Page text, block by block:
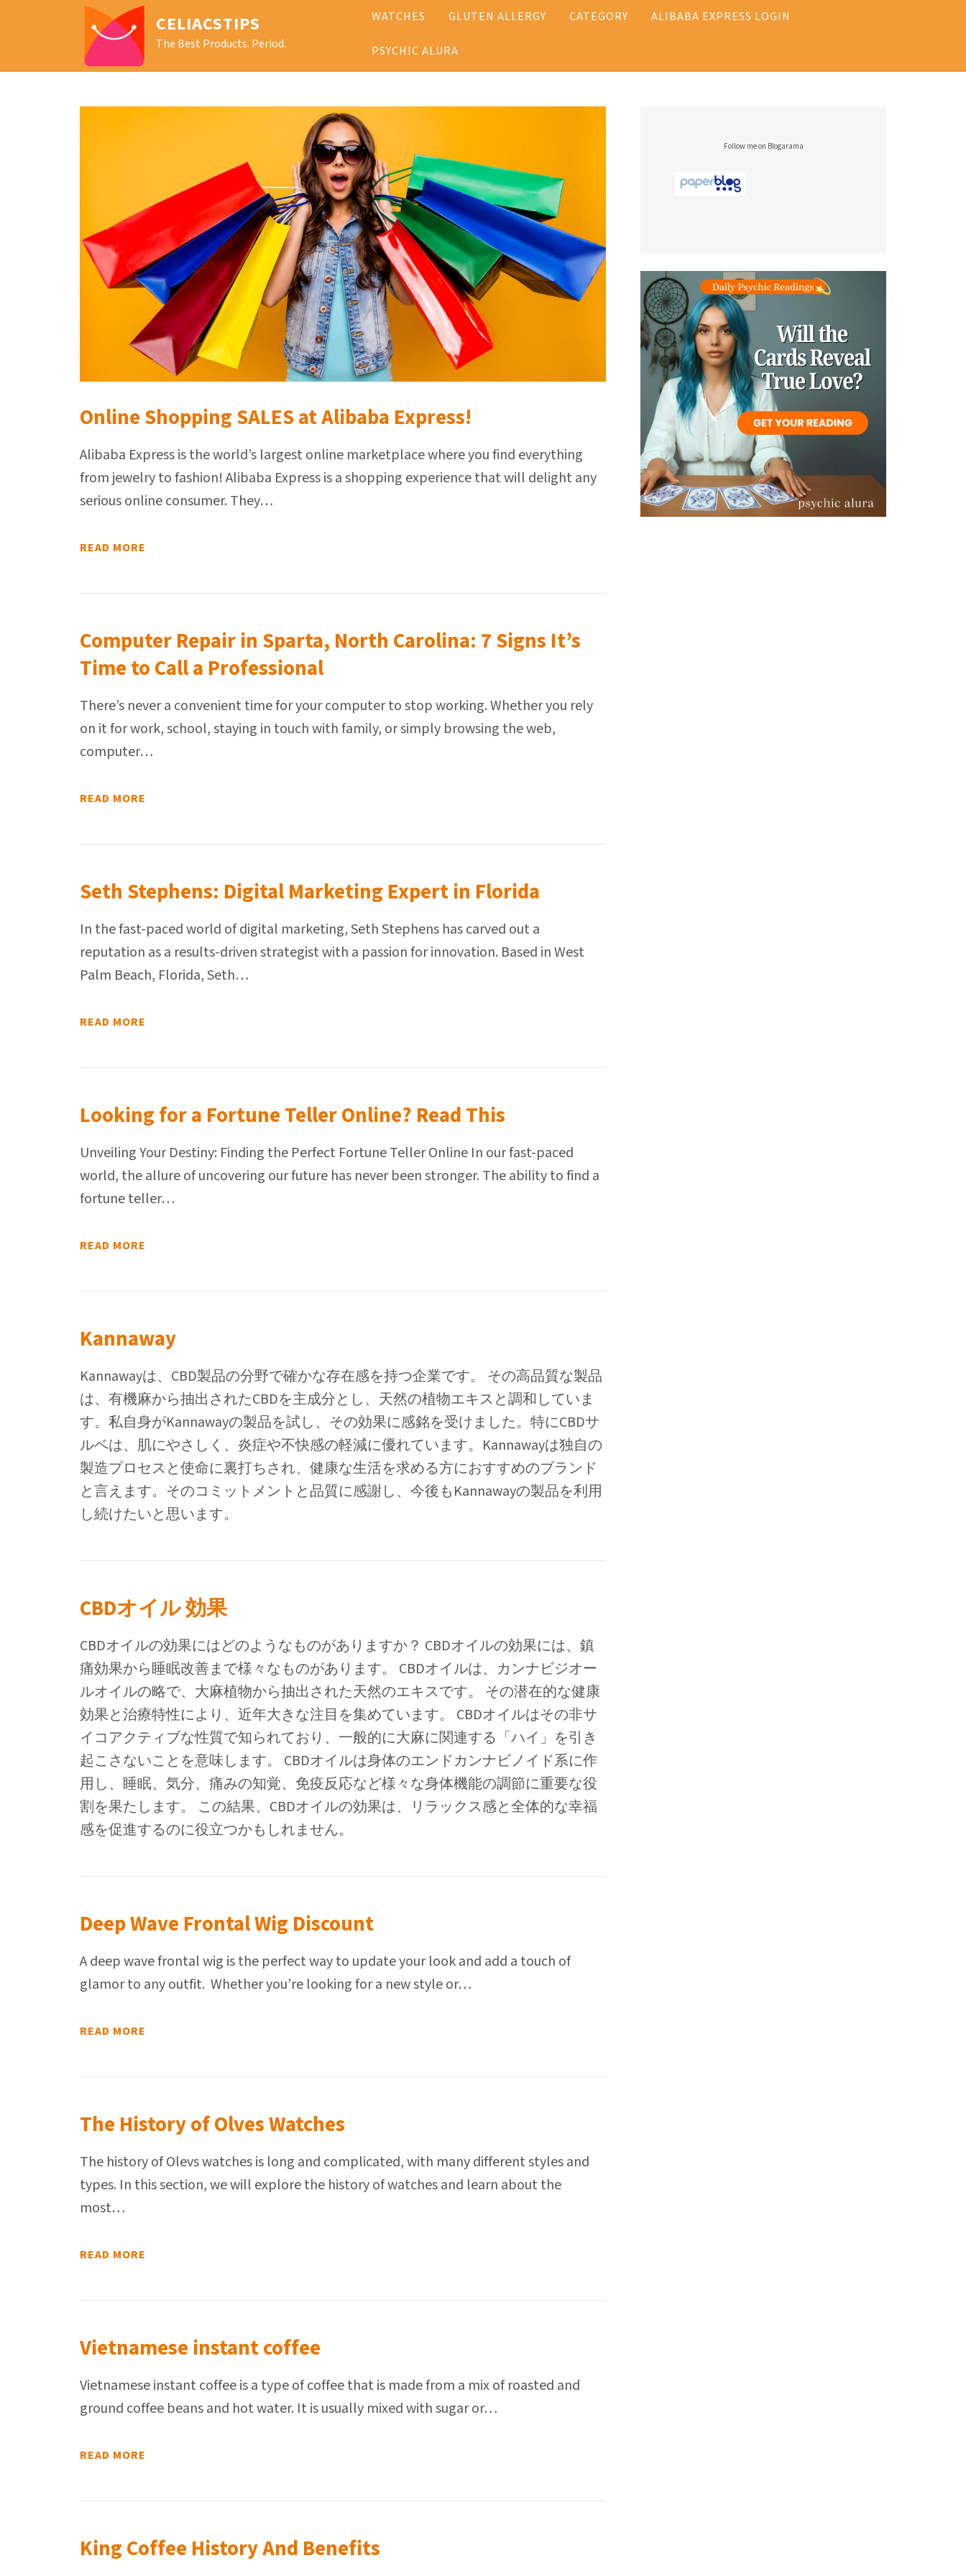
CELIACSTIPS
The Best Products. Period.
WATCHES GLUTEN ALLERGY CATEGORY ALIBABA EXPRESS LOGIN
PSYCHIC ALURA
Online Shopping SALES at Alibaba Express!
Alibaba Express is the world’s largest online marketplace where you find everything
from jewelry to fashion! Alibaba Express is a shopping experience that will delight any
serious online consumer. They…
READ MORE
Computer Repair in Sparta, North Carolina: 7 Signs It’s
Time to Call a Professional
There’s never a convenient time for your computer to stop working. Whether you rely
on it for work, school, staying in touch with family, or simply browsing the web,
computer…
READ MORE
Seth Stephens: Digital Marketing Expert in Florida
In the fast-paced world of digital marketing, Seth Stephens has carved out a
reputation as a results-driven strategist with a passion for innovation. Based in West
Palm Beach, Florida, Seth…
READ MORE
Looking for a Fortune Teller Online? Read This
Unveiling Your Destiny: Finding the Perfect Fortune Teller Online In our fast-paced
world, the allure of uncovering our future has never been stronger. The ability to find a
fortune teller…
READ MORE
Kannaway
Kannawayは、CBD製品の分野で確かな存在感を持つ企業です。 その高品質な製品
は、有機麻から抽出されたCBDを主成分とし、天然の植物エキスと調和していま
す。私自身がKannawayの製品を試し、その効果に感銘を受けました。特にCBDサ
ルベは、肌にやさしく、炎症や不快感の軽減に優れています。Kannawayは独自の
製造プロセスと使命に裏打ちされ、健康な生活を求める方におすすめのブランド
と言えます。そのコミットメントと品質に感謝し、今後もKannawayの製品を利用
し続けたいと思います。
CBDオイル 効果
CBDオイルの効果にはどのようなものがありますか？ CBDオイルの効果には、鎮
痛効果から睡眠改善まで様々なものがあります。 CBDオイルは、カンナビジオー
ルオイルの略で、大麻植物から抽出された天然のエキスです。 その潜在的な健康
効果と治療特性により、近年大きな注目を集めています。 CBDオイルはその非サ
イコアクティブな性質で知られており、一般的に大麻に関連する「ハイ」を引き
起こさないことを意味します。 CBDオイルは身体のエンドカンナビノイド系に作
用し、睡眠、気分、痛みの知覚、免疫反応など様々な身体機能の調節に重要な役
割を果たします。 この結果、CBDオイルの効果は、リラックス感と全体的な幸福
感を促進するのに役立つかもしれません。
Deep Wave Frontal Wig Discount
A deep wave frontal wig is the perfect way to update your look and add a touch of
glamor to any outfit. Whether you’re looking for a new style or…
READ MORE
The History of Olves Watches
The history of Olevs watches is long and complicated, with many different styles and
types. In this section, we will explore the history of watches and learn about the
most…
READ MORE
Vietnamese instant coffee
Vietnamese instant coffee is a type of coffee that is made from a mix of roasted and
ground coffee beans and hot water. It is usually mixed with sugar or…
READ MORE
King Coffee History And Benefits
Follow me on Blogarama